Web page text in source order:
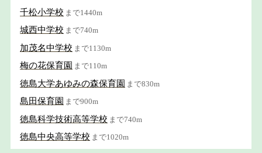
千松小学校 まで1440m
城西中学校 まで740m
加茂名中学校 まで1130m
梅の花保育園 まで110m
徳島大学あゆみの森保育園 まで830m
島田保育園 まで900m
徳島科学技術高等学校 まで740m
徳島中央高等学校 まで1020m